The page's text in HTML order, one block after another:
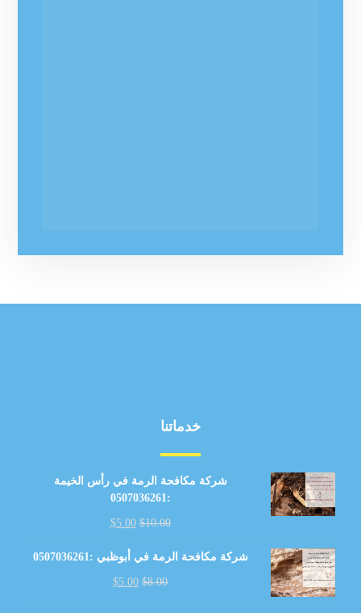
خدماتنا
شركة مكافحة الرمة في رأس الخيمة
:0507036261
$10.00
$5.00
شركة مكافحة الرمة في أبوظبي :0507036261
$8.00
$5.00